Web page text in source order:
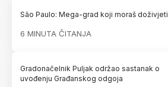
São Paulo: Mega-grad koji moraš doživjeti
6 MINUTA ČITANJA
Gradonačelnik Puljak održao sastanak o
uvođenju Građanskog odgoja